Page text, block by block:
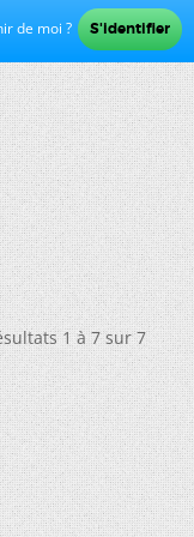
de moi ?
1 à 7 sur 7